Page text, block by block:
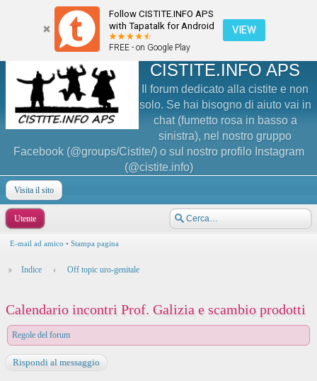
Follow CISTITE.INFO APS
with Tapatalk for Android
FREE - on Google Play
VIEW
CISTITE.INFO APS
Il forum dedicato alla cistite e non
solo. Se hai bisogno di aiuto vai in
chat (fumetto rosa in basso a
sinistra), nel nostro gruppo
Facebook (@groups/Cistite/) o sul nostro profilo Instagram
(@cistite.info)
Visita il sito
Utente
E-mail ad amico • Stampa pagina
Indice ‹ Off topic uro-genitale
Calendario incontri Prof. Galizia e scambio prodotti
Regole del forum
Rispondi al messaggio